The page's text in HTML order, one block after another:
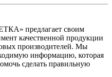
предлагает своим
качественной продукции
производителей. Мы
информацию, которая
сделать правильную